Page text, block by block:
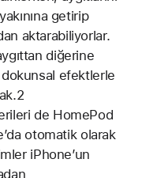
getirip
aktarabiliyorlar.
diğerine
dokunsal efektlerle
de HomePod
otomatik olarak
iPhone’un